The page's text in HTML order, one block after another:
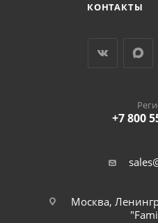
КОНТАКТЫ
+7 800
Москва,